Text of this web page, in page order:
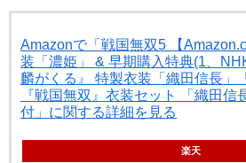
Amazonで「戦国無双5 【
装「濃姫」 & 早期購入特典(1、
麟がくる』 特製衣装「織田信長」
『戦国無双』衣装セット 「織田信
付」に関する詳細を見る
楽天